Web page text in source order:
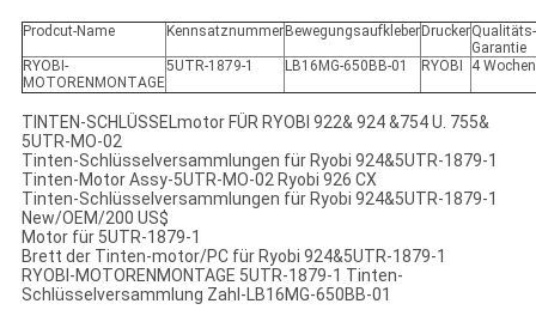
Prodcut-Name Kennsatznummer Bewegungsaufkleber DruckerQualitäts-
Garantie
RYOBI-
MOTORENMONTAGE
5UTR-1879-1 LB16MG-650BB-01 RYOBI 4 Wochen
TINTEN-SCHLÜSSELmotor FÜR RYOBI 922& 924 &754 U. 755&
5UTR-MO-02
Tinten-Schlüsselversammlungen für Ryobi 924&5UTR-1879-1
Tinten-Motor Assy-5UTR-MO-02 Ryobi 926 CX
Tinten-Schlüsselversammlungen für Ryobi 924&5UTR-1879-1
New/OEM/200 US$
Motor für 5UTR-1879-1
Brett der Tinten-motor/PC für Ryobi 924&5UTR-1879-1
RYOBI-MOTORENMONTAGE 5UTR-1879-1 Tinten-
Schlüsselversammlung Zahl-LB16MG-650BB-01